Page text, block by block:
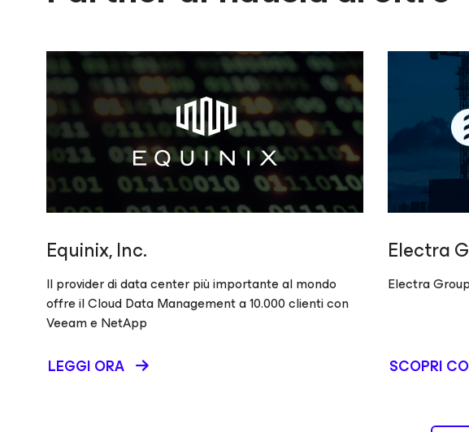
Equinix, Inc.
Il provider di data center più importante al mondo
offre il Cloud Data Management a 10.000 clienti con
Veeam e NetApp
LEGGI ORA
Electra
Electra
SCOPRI